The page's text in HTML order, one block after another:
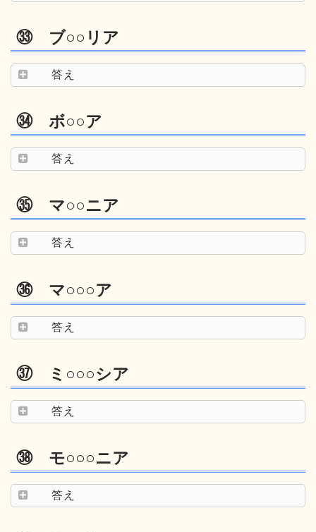
㉝ ブ○○リア
答え
㉞ ボ○○ア
答え
㉟ マ○○ニア
答え
㊱ マ○○○ア
答え
㊲ ミ○○○シア
答え
㊳ モ○○○ニア
答え